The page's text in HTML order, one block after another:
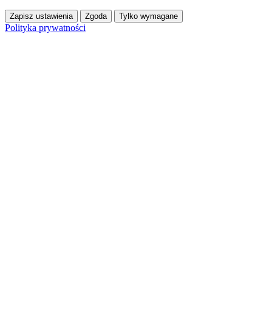
Zapisz ustawienia Zgoda Tylko wymagane
Polityka prywatności